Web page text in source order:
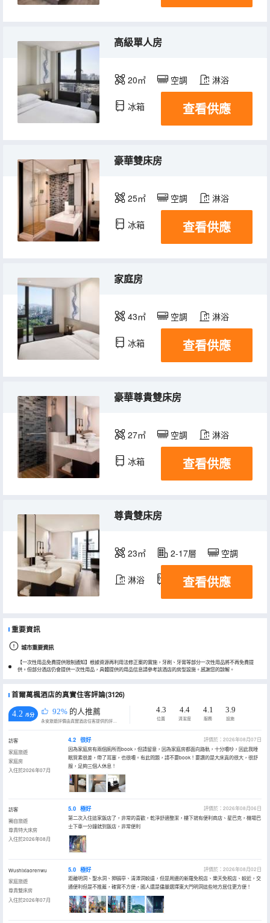
高級單人房
20㎡ 空調 淋浴
冰箱 查看供應
豪華雙床房
25㎡ 空調 淋浴
冰箱 查看供應
家庭房
43㎡ 空調 淋浴
冰箱 查看供應
豪華尊貴雙床房
27㎡ 空調 淋浴
冰箱 查看供應
尊貴雙床房
23㎡ 2-17層 空調
淋浴 冰箱查看供應
重要資訊
城市重要資訊
【一次性用品免費提供限制通知】根據資源再利用法修正案的實施，牙刷、牙膏等部分一次性用品將不再免費提
供。但部分酒店仍會提供一次性用品，具體提供的用品信息請參考該酒店的房型設施。感謝您的諒解。
首爾萬楓酒店的真實住客評論(3126)
4.2 /5分 92% 的人推薦
永安旅遊評價由真實酒店住客提供的評價。
4.3
位置
4.4
清潔度
4.1
服務
3.9
設施
訪客
家庭旅遊
家庭房
入住於2026年07月
4.2 很好
評價於：2026年08月07日
因為家庭房有兩個廁所而book，但請留意，因為家庭房都面向路軌，十分嘈吵，因此我睡
眠質素很差，帶了耳塞，也很嘈。有此問題，請不要book！要讚的是大床真的很大，很舒
服，足夠三個人休息！
訪客
獨自旅遊
尊貴特大床房
入住於2026年08月
5.0 極好
評價於：2026年08月06日
第二次入住這家飯店了，非常的喜歡，乾淨舒適整潔，樓下就有便利商店、星巴克，機場巴
士下車一分鐘就到飯店，非常便利
Wushixiaorenwu
家庭旅遊
尊貴雙床房
入住於2026年07月
5.0 極好
評價於：2026年08月02日
距離明洞、聖水洞、狎鷗亭、清潭洞較遠，但是周邊的新羅免税店、樂天免税店、較近，交
通便利但是不推薦，確實不方便，國人還是儘量選擇東大門明洞這些地方居住更方便！